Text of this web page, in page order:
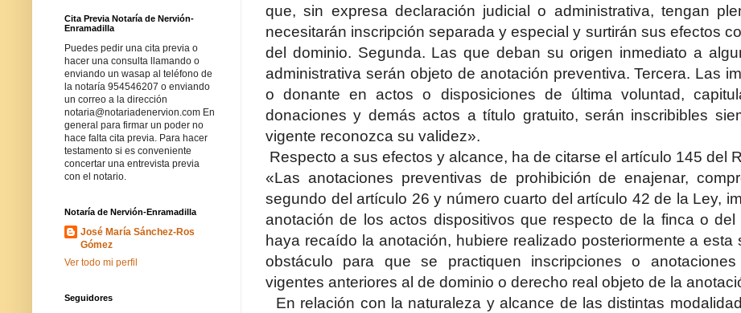
que, sin expresa declaración judicial o administrativa, tengan
necesitarán inscripción separada y especial y surtirán sus efectos
del dominio. Segunda. Las que deban su origen inmediato a
administrativa serán objeto de anotación preventiva. Tercera. Las
o donante en actos o disposiciones de última voluntad,
donaciones y demás actos a título gratuito, serán inscribibles
vigente reconozca su validez».
Respecto a sus efectos y alcance, ha de citarse el artículo 145 del
«Las anotaciones preventivas de prohibición de enajenar,
segundo del artículo 26 y número cuarto del artículo 42 de la Ley,
anotación de los actos dispositivos que respecto de la finca o
haya recaído la anotación, hubiere realizado posteriormente a esta
obstáculo para que se practiquen inscripciones o
vigentes anteriores al de dominio o derecho real objeto de la
En relación con la naturaleza y alcance de las distintas
Cita Previa Notaría de Nervión-
Enramadilla
Puedes pedir una cita previa o
hacer una consulta llamando o
enviando un wasap al teléfono de
la notaría 954546207 o enviando
un correo a la dirección
notaria@notariadenervion.com En
general para firmar un poder no
hace falta cita previa. Para hacer
testamento si es conveniente
concertar una entrevista previa
con el notario.
Notaría de Nervión-Enramadilla
José María Sánchez-Ros
Gómez
Ver todo mi perfil
Seguidores